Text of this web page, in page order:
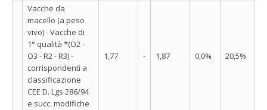
Vacche da
macello (a peso
vivo) - Vacche di
1° qualità *(O2 -
O3 - R2 - R3) -
corrispondenti a
classificazione
CEE D. Lgs 286/94
e succ. modifiche
1,77 - 1,87 0,0% 20,5%